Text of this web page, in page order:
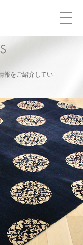
報をご紹介してい